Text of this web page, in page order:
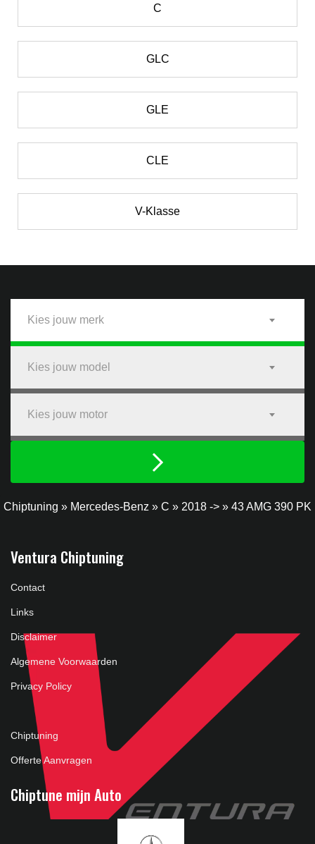
C
GLC
GLE
CLE
V-Klasse
Kies jouw merk
Kies jouw model
Kies jouw motor
Chiptuning » Mercedes-Benz » C » 2018 -> » 43 AMG 390 PK
Ventura Chiptuning
Contact
Links
Disclaimer
Algemene Voorwaarden
Privacy Policy
Chiptuning
Offerte Aanvragen
Chiptune mijn Auto